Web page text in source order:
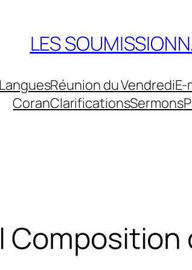
LES
LanguesRéunion du VendrediE-
CoranClarificationsSermons